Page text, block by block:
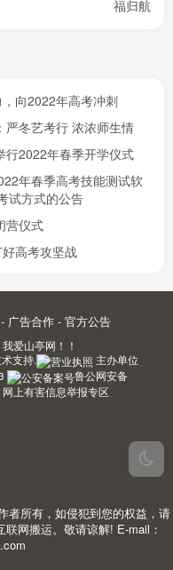
福归航
向2022年高考冲刺
严冬艺考行 浓浓师生情
2022年春季开学仪式
年春季高考技能测试软
试方式的公告
营仪式
高考攻坚战
- 广告合作 - 官方公告
爱山亭网！！
支持.
主办单位
鲁公网安备
网上有害信息举报专区
者所有，如侵犯到您的权益，请
网搬运。敬请谅解! E-mail：